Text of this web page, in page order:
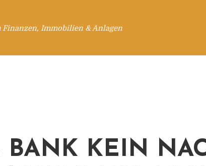
Immobilien & Anlagen
BANK KEIN